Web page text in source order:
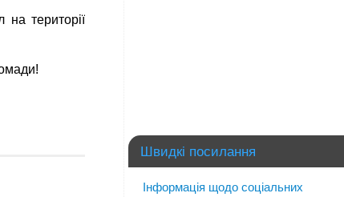
території
Швидкі посилання
Інформація щодо соціальних